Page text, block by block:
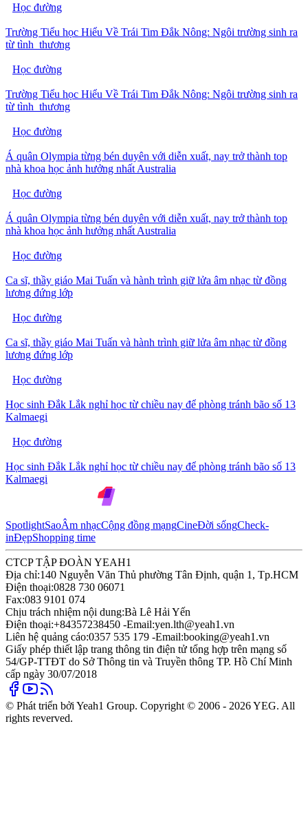
Học đường
Trường Tiểu học Hiểu Về Trái Tim Đắk Nông: Ngôi trường sinh ra
từ tình thương
Học đường
Trường Tiểu học Hiểu Về Trái Tim Đắk Nông: Ngôi trường sinh ra
từ tình thương
Học đường
Á quân Olympia từng bén duyên với diễn xuất, nay trở thành top
nhà khoa học ảnh hưởng nhất Australia
Học đường
Á quân Olympia từng bén duyên với diễn xuất, nay trở thành top
nhà khoa học ảnh hưởng nhất Australia
Học đường
Ca sĩ, thầy giáo Mai Tuấn và hành trình giữ lửa âm nhạc từ đồng
lương đứng lớp
Học đường
Ca sĩ, thầy giáo Mai Tuấn và hành trình giữ lửa âm nhạc từ đồng
lương đứng lớp
Học đường
Học sinh Đắk Lắk nghỉ học từ chiều nay để phòng tránh bão số 13
Kalmaegi
Học đường
Học sinh Đắk Lắk nghỉ học từ chiều nay để phòng tránh bão số 13
Kalmaegi
SpotlightSaoÂm nhạcCộng đồng mạngCineĐời sốngCheck-
inĐẹpShopping time
CTCP TẬP ĐOÀN YEAH1
Địa chỉ:140 Nguyễn Văn Thủ phường Tân Định, quận 1, Tp.HCM
Điện thoại:0828 730 06071
Fax:083 9101 074
Chịu trách nhiệm nội dung:Bà Lê Hải Yến
Điện thoại:+84357238450 -Email:yen.lth@yeah1.vn
Liên hệ quảng cáo:0357 535 179 -Email:booking@yeah1.vn
Giấy phép thiết lập trang thông tin điện tử tổng hợp trên mạng số
54/GP-TTĐT do Sở Thông tin và Truyền thông TP. Hồ Chí Minh
cấp ngày 30/07/2018
© Phát triển bởi Yeah1 Group. Copyright © 2006 - 2026 YEG. All
rights reverved.